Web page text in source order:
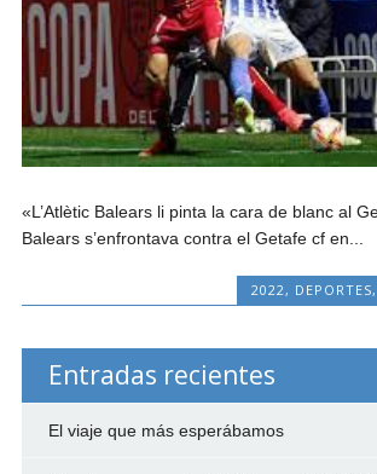
«L’Atlètic Balears li pinta la cara de blanc al
Balears s’enfrontava contra el Getafe cf en...
2022 , DEPORTES,
Entradas recientes
El viaje que más esperábamos